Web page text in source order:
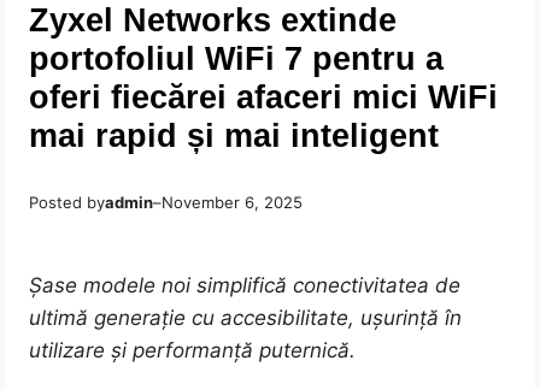
Zyxel Networks extinde
portofoliul WiFi 7 pentru a
oferi fiecărei afaceri mici WiFi
mai rapid și mai inteligent
Posted byadmin–November 6, 2025
Șase modele noi simplifică conectivitatea de
ultimă generație cu accesibilitate, ușurință în
utilizare și performanță puternică.